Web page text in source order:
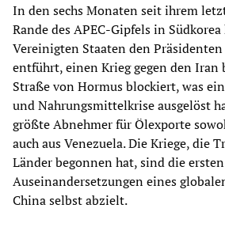
In den sechs Monaten seit ihrem
Rande des APEC-Gipfels in
Vereinigten Staaten den Präsidenten
entführt, einen Krieg gegen den Iran
Straße von Hormus blockiert, was
und Nahrungsmittelkrise ausgelöst
größte Abnehmer für Ölexporte
auch aus Venezuela. Die Kriege, die
Länder begonnen hat, sind die ersten
Auseinandersetzungen eines
China selbst abzielt.